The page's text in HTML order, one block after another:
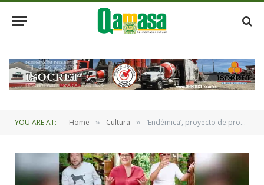
YOU ARE AT: Home » Cultura » ‘Endémica’, proyecto de productores literarios bolivianos